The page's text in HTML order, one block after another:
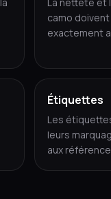
camo
exactement
Étiquettes
Les
leurs
aux